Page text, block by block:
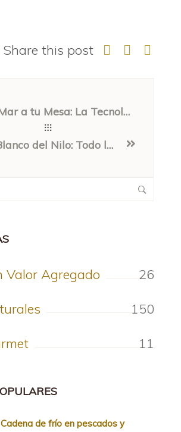
Share this post
Del Mar a tu Mesa: La Tecnología de Congelación IQF y Envasado al Vacío que Garantiza Nuestra Frescura
Filete Blanco del Nilo: Todo lo que Necesitas Saber sobre Nuestro Pescado Estrella
Valor Agregado 26
150
11
Cadena de frío en pescados y